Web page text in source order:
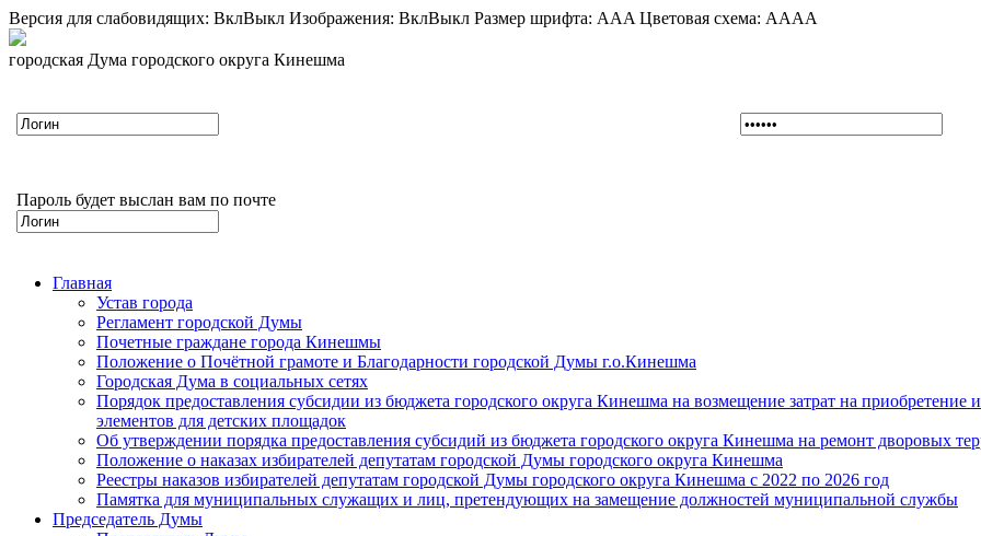
Версия для слабовидящих: ВклВыкл Изображения: ВклВыкл Размер шрифта: AAA Цветовая схема: AAAA
городская Дума городского округа Кинешма
Пароль будет выслан вам по почте
Главная
Устав города
Регламент городской Думы
Почетные граждане города Кинешмы
Положение о Почётной грамоте и Благодарности городской Думы г.о.Кинешма
Городская Дума в социальных сетях
Порядок предоставления субсидии из бюджета городского округа Кинешма на возмещение затрат на
элементов для детских площадок
Об утверждении порядка предоставления субсидий из бюджета городского округа Кинешма на ремонт дворовых
Положение о наказах избирателей депутатам городской Думы городского округа Кинешма
Реестры наказов избирателей депутатам городской Думы городского округа Кинешма с 2022 по 2026 год
Памятка для муниципальных служащих и лиц, претендующих на замещение должностей муниципальной службы
Председатель Думы